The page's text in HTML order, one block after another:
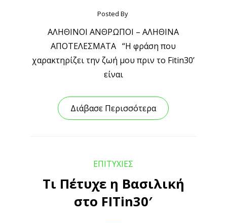
Posted By
ΑΛΗΘΙΝΟΙ ΑΝΘΡΩΠΟΙ – ΑΛΗΘΙΝΑ
ΑΠΟΤΕΛΕΣΜΑΤΑ “Η φράση που
χαρακτηρίζει την ζωή μου πριν το Fitin30’
είναι
Διάβασε Περισσότερα
ΕΠΙΤΥΧΙΕΣ
Τι Πέτυχε η Βασιλική
στο FITin30′